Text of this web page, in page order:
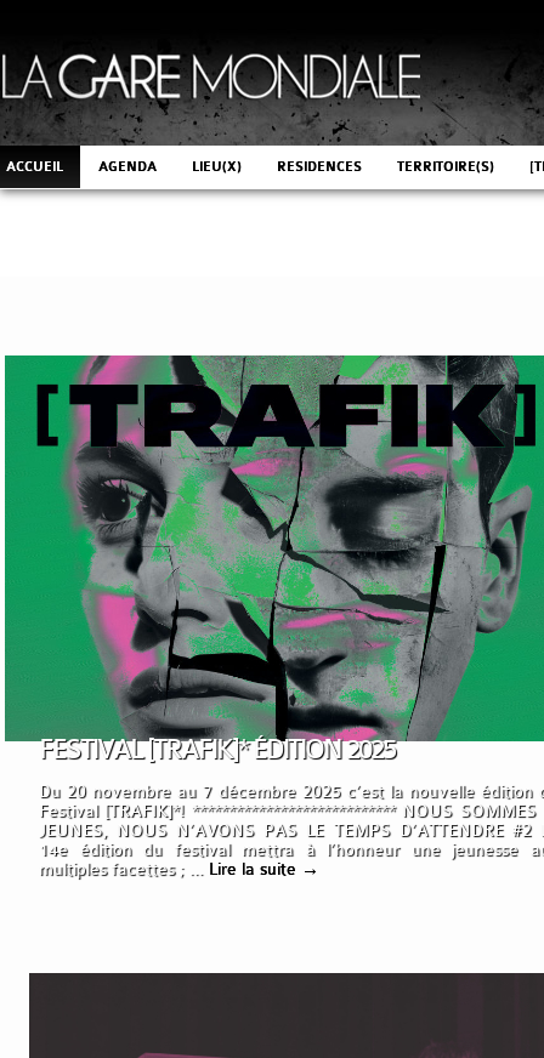
ACCUEIL AGENDA LIEU(X) RESIDENCES TERRITOIRE(S)
FESTIVAL [TRAFIK]* ÉDITION 2025
Du 20 novembre au 7 décembre 2025 c’est la nouvelle édition
Festival [TRAFIK]*! **************************** NOUS SOMMES
JEUNES, NOUS N’AVONS PAS LE TEMPS D’ATTENDRE #2
14e édition du festival mettra à l’honneur une jeunesse
multiples facettes ; … Lire la suite →